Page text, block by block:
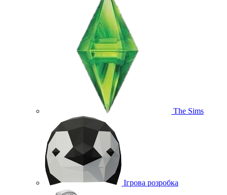
The Sims
Ігрова розробка